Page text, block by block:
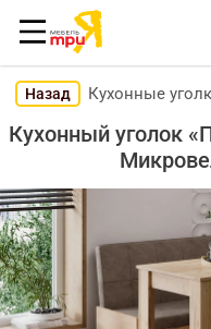
Назад Кухонные
Кухонный уголок